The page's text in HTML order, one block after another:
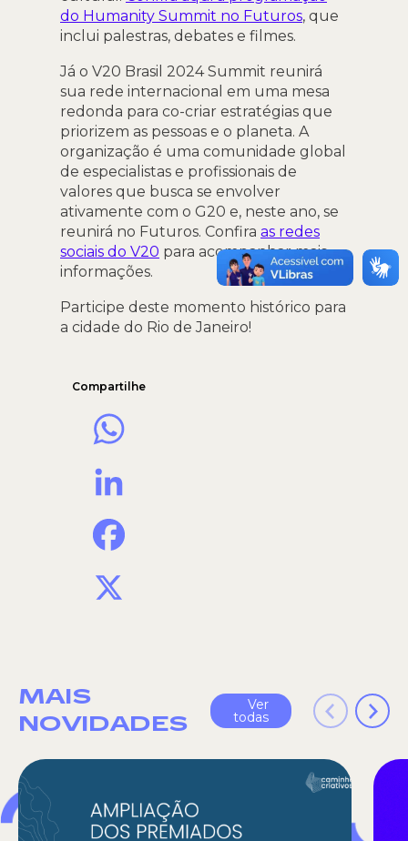
do Humanity Summit no Futuros, que
inclui palestras, debates e filmes.
Já o V20 Brasil 2024 Summit reunirá
sua rede internacional em uma mesa
redonda para co-criar estratégias que
priorizem as pessoas e o planeta. A
organização é uma comunidade global
de especialistas e profissionais de
valores que busca se envolver
ativamente com o G20 e, neste ano, se
reunirá no Futuros. Confira as redes
sociais do V20 para acompanhar mais
informações.
Participe deste momento histórico para
a cidade do Rio de Janeiro!
Compartilhe
MAIS
NOVIDADES
Ver
todas